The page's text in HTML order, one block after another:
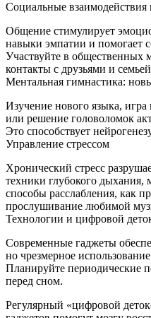
Социальные взаимодействия
Общение стимулирует
навыки эмпатии и помогает
Участвуйте в общественных
контакты с друзьями и
Ментальная гимнастика:
Изучение нового языка,
или решение головоломок
Это способствует
Управление стрессом
Хронический стресс
техники глубокого
способы расслабления, как
прослушивание любимой
Технологии и цифровой
Современные гаджеты
но чрезмерное
Планируйте периодические
перед сном.
Регулярный «цифровой